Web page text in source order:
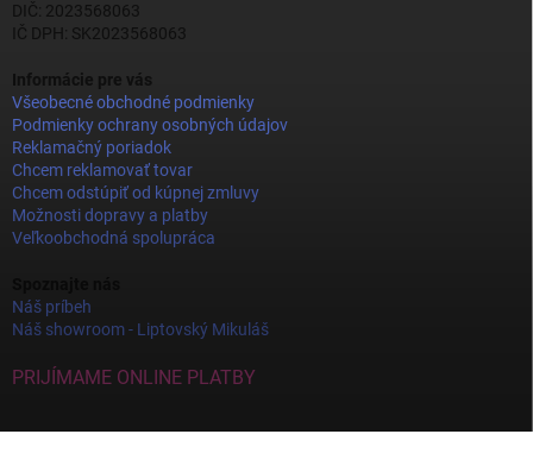
DIČ: 2023568063
IČ DPH: SK2023568063
Informácie pre vás
Všeobecné obchodné podmienky
Podmienky ochrany osobných údajov
Reklamačný poriadok
Chcem reklamovať tovar
Chcem odstúpiť od kúpnej zmluvy
Možnosti dopravy a platby
Veľkoobchodná spolupráca
Náš príbeh
Náš showroom - Liptovský Mikuláš
PRIJÍMAME ONLINE PLATBY